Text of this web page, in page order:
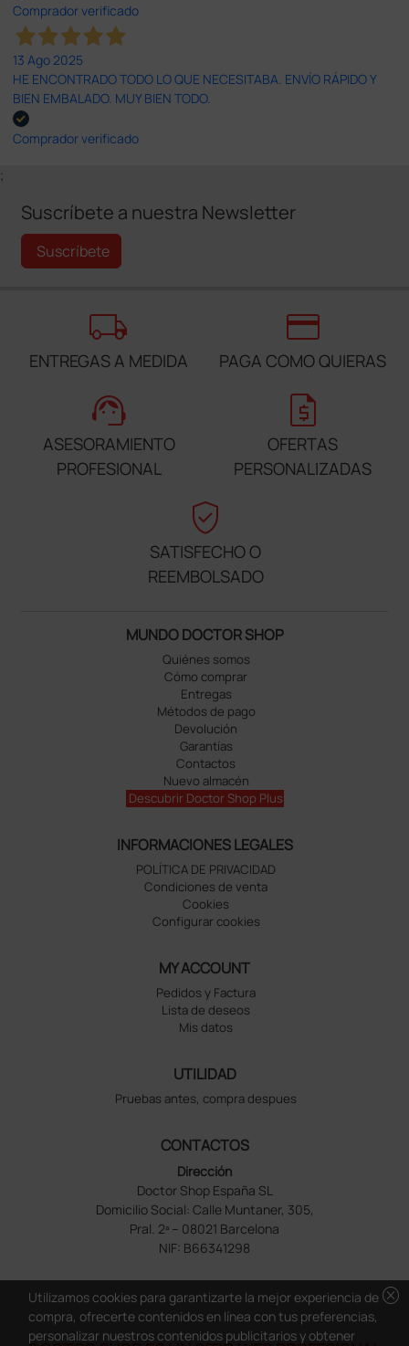
Comprador verificado
13 Ago 2025
HE ENCONTRADO TODO LO QUE NECESITABA. ENVÍO RÁPIDO Y
BIEN EMBALADO. MUY BIEN TODO.
Comprador verificado
;
Suscríbete a nuestra Newsletter
Suscríbete
local_shipping
ENTREGAS A MEDIDA
credit_card
PAGA COMO QUIERAS
support_agent
ASESORAMIENTO
PROFESIONAL
request_quote
OFERTAS
PERSONALIZADAS
verified_user
SATISFECHO O
REEMBOLSADO
MUNDO DOCTOR SHOP
Quiénes somos
Cómo comprar
Entregas
Métodos de pago
Devolución
Garantías
Contactos
Nuevo almacén
Descubrir Doctor Shop Plus
INFORMACIONES LEGALES
POLÍTICA DE PRIVACIDAD
Condiciones de venta
Cookies
Configurar cookies
MY ACCOUNT
Pedidos y Factura
Lista de deseos
Mis datos
UTILIDAD
Pruebas antes, compra despues
CONTACTOS
Dirección
Doctor Shop España SL
Domicilio Social: Calle Muntaner, 305,
Pral. 2ª – 08021 Barcelona
NIF: B66341298
cancel
Utilizamos cookies para garantizarte la mejor experiencia de
compra, ofrecerte contenidos en línea con tus preferencias,
personalizar nuestros contenidos publicitarios y obtener